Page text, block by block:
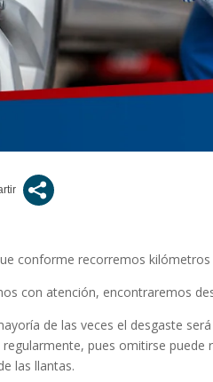
conforme recorremos
con atención, encontraremos
de las veces el desgaste
pues omitirse
las llantas.